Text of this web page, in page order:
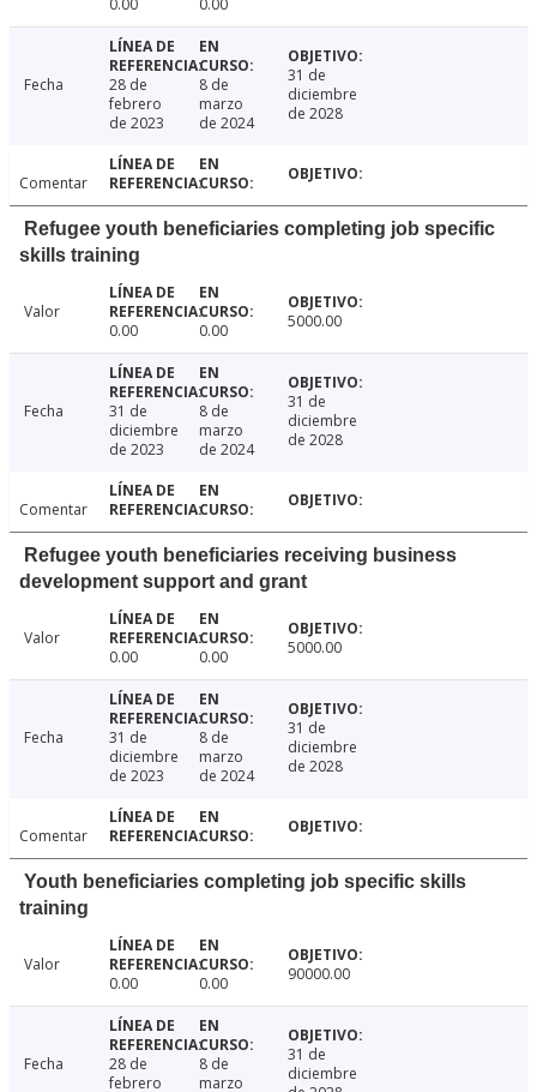
0.00 0.00
Fecha
28 de
febrero
de 2023
8 de
marzo
de 2024
31 de
diciembre
de 2028
Comentar
Refugee youth beneficiaries completing job specific
skills training
Valor
0.00
0.00 5000.00
Fecha
31 de
diciembre
de 2023
8 de
marzo
de 2024
31 de
diciembre
de 2028
Comentar
Refugee youth beneficiaries receiving business
development support and grant
Valor
0.00
0.00 5000.00
Fecha
31 de
diciembre
de 2023
8 de
marzo
de 2024
31 de
diciembre
de 2028
Comentar
Youth beneficiaries completing job specific skills
training
Valor
0.00
0.00 90000.00
Fecha
28 de
febrero
8 de
marzo
31 de
diciembre